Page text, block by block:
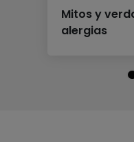
Mitos y
alergias